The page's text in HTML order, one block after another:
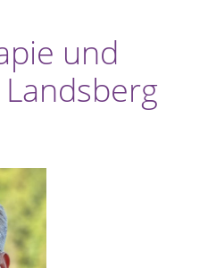
und